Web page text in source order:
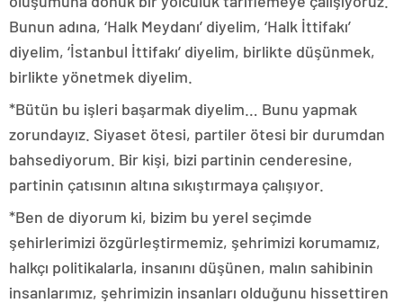
Bunun adına, ‘Halk Meydanı’ diyelim, ‘Halk İttifakı’
diyelim, ‘İstanbul İttifakı’ diyelim, birlikte düşünmek,
birlikte yönetmek diyelim.
*Bütün bu işleri başarmak diyelim… Bunu yapmak
zorundayız. Siyaset ötesi, partiler ötesi bir durumdan
bahsediyorum. Bir kişi, bizi partinin cenderesine,
partinin çatısının altına sıkıştırmaya çalışıyor.
*Ben de diyorum ki, bizim bu yerel seçimde
şehirlerimizi özgürleştirmemiz, şehrimizi korumamız,
halkçı politikalarla, insanını düşünen, malın sahibinin
insanlarımız, şehrimizin insanları olduğunu hissettiren